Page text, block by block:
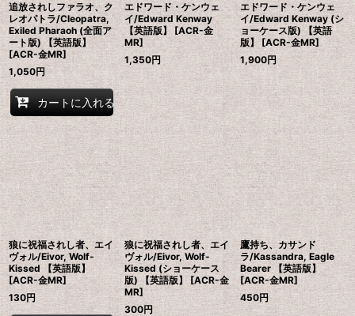
追放されしファラオ、ク
レオパトラ/Cleopatra,
Exiled Pharaoh (全面ア
ート版) 【英語版】
[ACR-金MR]
1,050円
カートに入れる
エドワード・ケンウェ
イ/Edward Kenway
【英語版】 [ACR-金
MR]
1,350円
エドワード・ケンウェ
イ/Edward Kenway (シ
ョーケース版) 【英語
版】 [ACR-金MR]
1,900円
狼に祝福されし者、エイ
ヴォル/Eivor, Wolf-
Kissed 【英語版】
[ACR-金MR]
130円
狼に祝福されし者、エイ
ヴォル/Eivor, Wolf-
Kissed (ショーケース
版) 【英語版】 [ACR-金
MR]
300円
鷹持ち、カサンド
ラ/Kassandra, Eagle
Bearer 【英語版】
[ACR-金MR]
450円